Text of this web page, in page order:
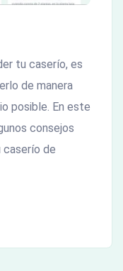
tu caserío, es
de manera
posible. En este
consejos
caserío de